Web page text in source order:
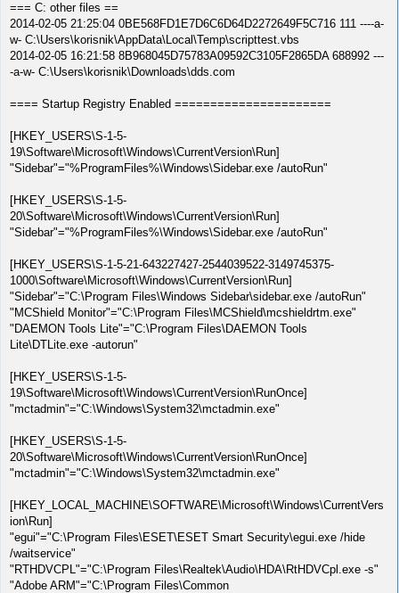
=== C: other files ==
2014-02-05 21:25:04 0BE568FD1E7D6C6D64D2272649F5C716 111 ----a-
w- C:\Users\korisnik\AppData\Local\Temp\scripttest.vbs
2014-02-05 16:21:58 8B968045D75783A09592C3105F2865DA 688992 ---
-a-w- C:\Users\korisnik\Downloads\dds.com
==== Startup Registry Enabled ======================
[HKEY_USERS\S-1-5-
19\Software\Microsoft\Windows\CurrentVersion\Run]
"Sidebar"="%ProgramFiles%\Windows\Sidebar.exe /autoRun"
[HKEY_USERS\S-1-5-
20\Software\Microsoft\Windows\CurrentVersion\Run]
"Sidebar"="%ProgramFiles%\Windows\Sidebar.exe /autoRun"
[HKEY_USERS\S-1-5-21-643227427-2544039522-3149745375-
1000\Software\Microsoft\Windows\CurrentVersion\Run]
"Sidebar"="C:\Program Files\Windows Sidebar\sidebar.exe /autoRun"
"MCShield Monitor"="C:\Program Files\MCShield\mcshieldrtm.exe"
"DAEMON Tools Lite"="C:\Program Files\DAEMON Tools
Lite\DTLite.exe -autorun"
[HKEY_USERS\S-1-5-
19\Software\Microsoft\Windows\CurrentVersion\RunOnce]
"mctadmin"="C:\Windows\System32\mctadmin.exe"
[HKEY_USERS\S-1-5-
20\Software\Microsoft\Windows\CurrentVersion\RunOnce]
"mctadmin"="C:\Windows\System32\mctadmin.exe"
[HKEY_LOCAL_MACHINE\SOFTWARE\Microsoft\Windows\CurrentVers
ion\Run]
"egui"="C:\Program Files\ESET\ESET Smart Security\egui.exe /hide
/waitservice"
"RTHDVCPL"="C:\Program Files\Realtek\Audio\HDA\RtHDVCpl.exe -s"
"Adobe ARM"="C:\Program Files\Common